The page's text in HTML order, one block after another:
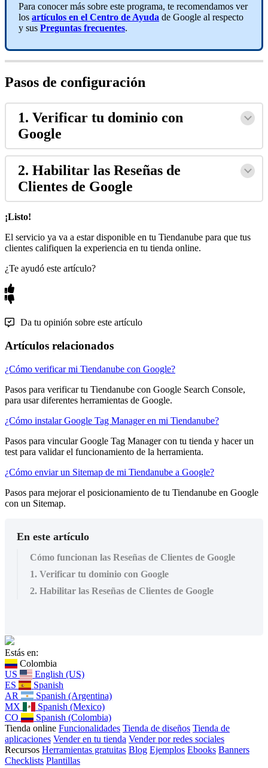
Para conocer más sobre este programa, te recomendamos ver
los artículos en el Centro de Ayuda de Google al respecto
y sus Preguntas frecuentes.
Pasos de configuración
1. Verificar tu dominio con
Google
2. Habilitar las Reseñas de
Clientes de Google
¡Listo!
El servicio ya va a estar disponible en tu Tiendanube para que tus
clientes califiquen la experiencia en tu tienda online.
¿Te ayudó este artículo?
Da tu opinión sobre este artículo
Artículos relacionados
¿Cómo verificar mi Tiendanube con Google?
Pasos para verificar tu Tiendanube con Google Search Console,
para usar diferentes herramientas de Google.
¿Cómo instalar Google Tag Manager en mi Tiendanube?
Pasos para vincular Google Tag Manager con tu tienda y hacer un
test para validar el funcionamiento de la herramienta.
¿Cómo enviar un Sitemap de mi Tiendanube a Google?
Pasos para mejorar el posicionamiento de tu Tiendanube en Google
con un Sitemap.
En este artículo
Cómo funcionan las Reseñas de Clientes de Google
1. Verificar tu dominio con Google
2. Habilitar las Reseñas de Clientes de Google
Estás en:
Colombia
US
English (US)
ES
Spanish
AR
Spanish (Argentina)
MX
Spanish (Mexico)
CO
Spanish (Colombia)
Tienda online Funcionalidades Tienda de diseños Tienda de
aplicaciones Vender en tu tienda Vender por redes sociales
Recursos Herramientas gratuitas Blog Ejemplos Ebooks Banners
Checklists Plantillas